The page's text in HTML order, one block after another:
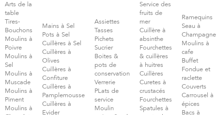
Arts de la
table
Tires-
Bouchons
Moulins à
Poivre
Moulins à
Sel
Moulins à
Muscade
Moulins à
Piment
Moulins à
Mains à Sel
Pots à Sel
Cuillères à Sel
Cuillères à
Olives
Cuillères à
Confiture
Cuillères à
Pamplemousse
Cuillères à
Evider
Assiettes
Tasses
Pichets
Sucrier
Boites &
pots de
conservation
Verrerie
PLats de
service
Moulin
Service des
fruits de
mer
Cuillère à
absinthe
Fourchettes
& cuillères
à huitres
Cuillères
Curetes à
crustacés
Fourchettes
Spatules à
Ramequins
Seau à
Champagne
Moulins à
cafe
Buffet
Fondue et
raclette
Couverts
Carrousel à
épices
Bacs à